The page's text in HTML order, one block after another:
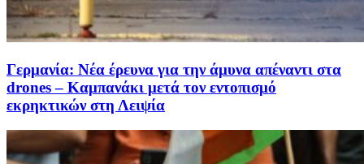
Γερμανία: Νέα έρευνα για την άμυνα απέναντι στα
drones – Καμπανάκι μετά τον εντοπισμό
εκρηκτικών στη Λειψία